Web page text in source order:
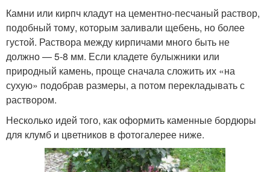
Камни или кирпч кладут на цементно-песчаный раствор,
подобный тому, которым заливали щебень, но более
густой. Раствора между кирпичами много быть не
должно — 5-8 мм. Если кладете булыжники или
природный камень, проще сначала сложить их «на
сухую» подобрав размеры, а потом перекладывать с
раствором.
Несколько идей того, как оформить каменные бордюры
для клумб и цветников в фотогалерее ниже.